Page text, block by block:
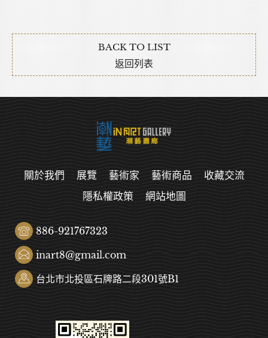
BACK TO LIST
返回列表
關於我們 展覽 藝術家 藝術商品
收藏交流
隱私權政策
網站地圖
886-921767323
inart8@gmail.com
台北市北投區石牌路二段301號B1